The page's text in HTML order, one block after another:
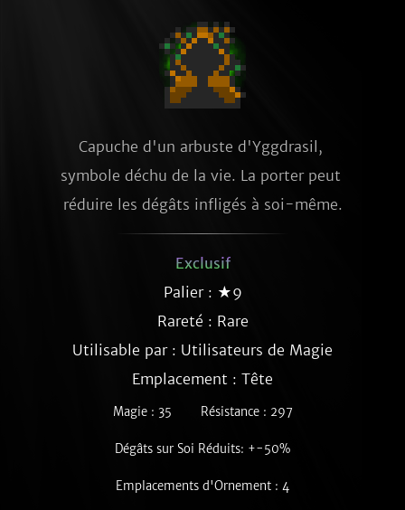
Capuche d'un arbuste d'Yggdrasil,
symbole déchu de la vie. La porter peut
réduire les dégâts infligés à soi-même.
Exclusif
Palier : ★9
Rareté : Rare
Utilisable par : Utilisateurs de Magie
Emplacement : Tête
Magie : 35 Résistance : 297
Dégâts sur Soi Réduits: +-50%
Emplacements d'Ornement : 4